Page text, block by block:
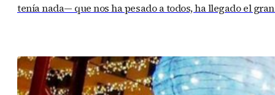
tenía nada— que nos ha pesado a todos, ha llegado el